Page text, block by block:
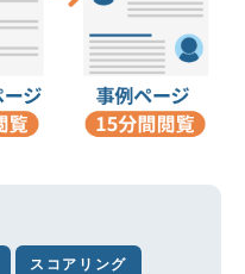
スコアリング